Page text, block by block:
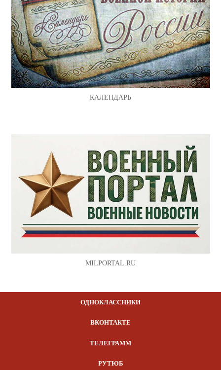
КАЛЕНДАРЬ
MILPORTAL.RU
ОДНОКЛАССНИКИ
ВКОНТАКТЕ
ТЕЛЕГРАММ
РУТЮБ